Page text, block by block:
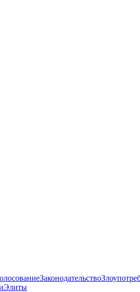
Законодательство
Элиты